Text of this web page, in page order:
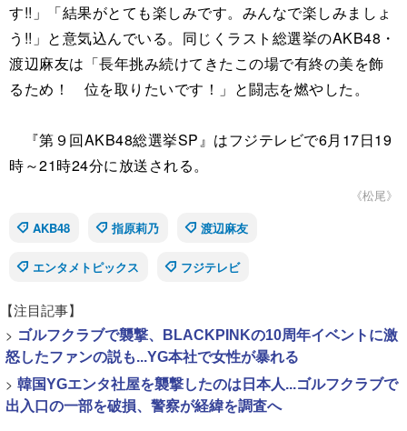
す!!」「結果がとても楽しみです。みんなで楽しみましょ
う!!」と意気込んでいる。同じくラスト総選挙のAKB48・
渡辺麻友は「長年挑み続けてきたこの場で有終の美を飾
るため！ 位を取りたいです！」と闘志を燃やした。
『第９回AKB48総選挙SP』はフジテレビで6月17日19
時～21時24分に放送される。
《松尾》
AKB48
指原莉乃 渡辺麻友
エンタメトピックス フジテレビ
【注目記事】
> ゴルフクラブで襲撃、BLACKPINKの10周年イベントに激
怒したファンの説も...YG本社で女性が暴れる
> 韓国YGエンタ社屋を襲撃したのは日本人...ゴルフクラブで
出入口の一部を破損、警察が経緯を調査へ